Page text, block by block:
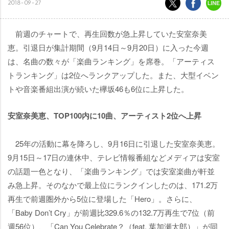
2018-09-27
前週のチャートで、再生回数が急上昇していた安室奈美
恵。引退日が集計期間（9月14日～9月20日）に入った今週
は、名曲の数々が「楽曲ランキング」を席巻。「アーティス
トランキング」は2位へランクアップした。また、大型イベン
トや音楽番組出演が続いた欅坂46も6位に上昇した。
安室奈美恵、TOP100内に10曲、アーティスト2位へ上昇
25年の活動に幕を降ろし、9月16日に引退した安室奈美恵。
9月15日～17日の連休中、テレビ情報番組などメディアは安室
の話題一色となり、「楽曲ランキング」では安室楽曲が軒並
み急上昇。そのなかで最上位にランクインしたのは、171.2万
再生で前週圏外から5位に登場した「Hero」。さらに、
「Baby Don’t Cry」が前週比329.6％の132.7万再生で7位（前
週56位）、「Can You Celebrate？（feat. 葉加瀬太郎）」が同